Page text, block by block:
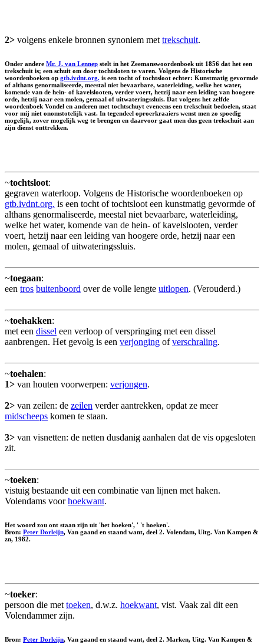
2> volgens enkele bronnen synoniem mettrekschuit.
Onder andere Mr. J. van Lennep stelt in het Zeemanswoordenboek uit 1856 dat het een
trekschuit is; een schuit om door tochtsloten te varen. Volgens de Historische
woordenboeken op gtb.ivdnt.org. is een tocht of tochtsloot echter: Kunstmatig gevormde
of althans genormaliseerde, meestal niet bevaarbare, waterleiding, welke het water,
komende van de hein- of kavelslooten, verder voert, hetzij naar een leiding van hoogere
orde, hetzij naar een molen, gemaal of uitwateringssluis. Dat volgens het zelfde
woordenboek Vondel en anderen met tochtschuyt eveneens een trekschuit bedoelen, staat
voor mij niet onomstotelijk vast. In tegendeel oproerkraaiers wenst men zo spoedig
mogelijk, zover mogelijk weg te brengen en daarvoor gaat men dus geen trekschuit aan
zijn dienst onttrekken.
~tochtsloot:
gegraven waterloop. Volgens de Historische woordenboeken op
gtb.ivdnt.org. is een tocht of tochtsloot een kunstmatig gevormde of
althans genormaliseerde, meestal niet bevaarbare, waterleiding,
welke het water, komende van de hein- of kavelslooten, verder
voert, hetzij naar een leiding van hoogere orde, hetzij naar een
molen, gemaal of uitwateringssluis.
~toegaan:
een tros buitenboord over de volle lengte uitlopen. (Verouderd.)
~toehakken:
met een dissel een verloop of verspringing met een dissel
aanbrengen. Het gevolg is een verjonging ofverschraling.
~toehalen:
1> van houten voorwerpen: verjongen.
2> van zeilen: de zeilen verder aantrekken, opdat ze meer
midscheeps komen te staan.
3> van visnetten: de netten dusdanig aanhalen dat de vis opgesloten
zit.
~toeken:
vistuig bestaande uit een combinatie van lijnen met haken.
Volendams voorhoekwant.
Het woord zou ont staan zijn uit 'het hoeken', ' 't hoeken'.
Bron: Peter Dorleijn, Van gaand en staand want, deel 2. Volendam, Uitg. Van Kampen &
zn, 1982.
~toeker:
persoon die met toeken, d.w.z. hoekwant, vist. Vaak zal dit een
Volendammer zijn.
Bron: Peter Dorleijn, Van gaand en staand want, deel 2. Marken, Uitg. Van Kampen &